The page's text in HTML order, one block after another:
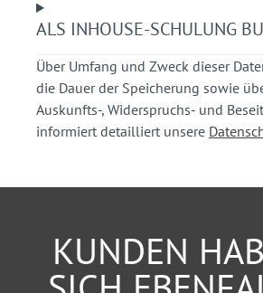
Sie erhalten praxisorientierte
Vorschriften.
Sie erhalten Einblicke und
einschlägiger Rechtsprechung.
Stadtverwaltung, Polizei
ALS INHOUSE-SCHULUNG
Über Umfang und Zweck dieser
die Dauer der Speicherung sowie
Auskunfts-, Widerspruchs- und
informiert detailliert unsere
KUNDEN